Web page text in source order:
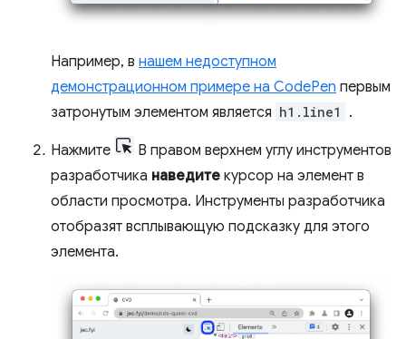
Например, в нашем недоступном
демонстрационном примере на CodePen первым
затронутым элементом является h1.line1 .
Нажмите
В правом верхнем углу инструментов
разработчика наведите курсор на элемент в
области просмотра. Инструменты разработчика
отобразят всплывающую подсказку для этого
элемента.